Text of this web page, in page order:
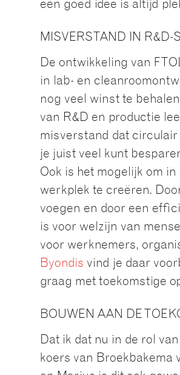
een goed idee is altijd
MISVERSTAND IN R&D-
De ontwikkeling van
in lab- en
nog veel winst te
van R&D en productie
misverstand dat circulair
je juist veel kunt
Ook is het mogelijk om
werkplek te creëren.
voegen en door een
is voor welzijn van
voor werknemers,
Byondis vind je daar
graag met toekomstige
BOUWEN AAN DE
Dat ik dat nu in de rol
koers van Broekbakema